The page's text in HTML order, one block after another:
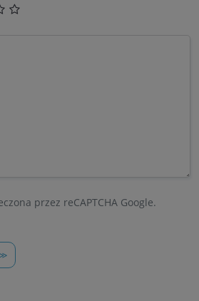
przez reCAPTCHA Google.